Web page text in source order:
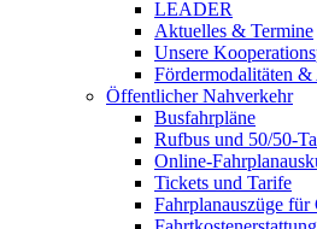
LEADER
Aktuelles & Termine
Unsere
Fördermodalitäten
Öffentlicher Nahverkehr
Busfahrpläne
Rufbus und 50/50-
Online-
Tickets und Tarife
Fahrplanauszüge